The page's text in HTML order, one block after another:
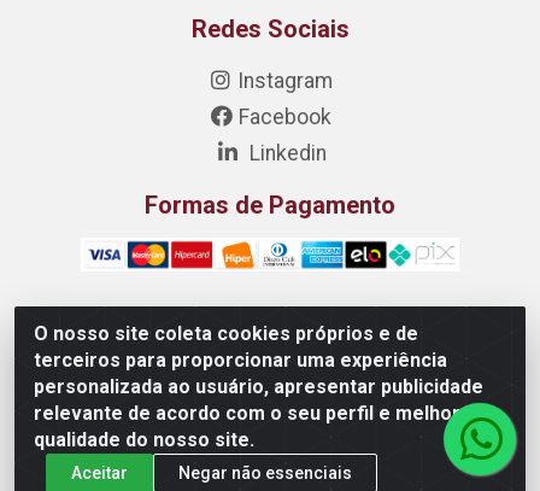
O nosso site coleta cookies próprios e de
terceiros para proporcionar uma experiência
personalizada ao usuário, apresentar publicidade
relevante de acordo com o seu perfil e melhorar a
qualidade do nosso site.
Aceitar Negar não essenciais
Redes Sociais
Instagram
Facebook
Linkedin
Formas de Pagamento
Costanox Aços Inoxidaveis LTDA - Rua Quartzos 7 - Nossa
Senhora da Penha, Vila Velha/ES - CEP 29.110-172 -
05.455.609/0001-79